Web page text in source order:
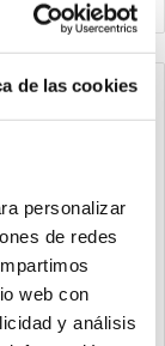
de las cookies
personalizar
de redes
web con
y análisis